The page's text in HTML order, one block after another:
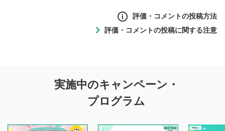
評価・コメントの投稿方法
評価・コメントの投稿に関する注意
投稿に関する注意
を目的として、各動画コンテンツに、評価およびコメントの
実施中のキャンペーン・
プログラム